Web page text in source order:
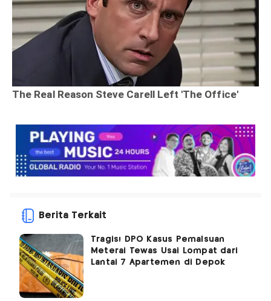
Berita Terkait
Tragis! DPO Kasus Pemalsuan
Meterai Tewas Usai Lompat dari
Lantai 7 Apartemen di Depok